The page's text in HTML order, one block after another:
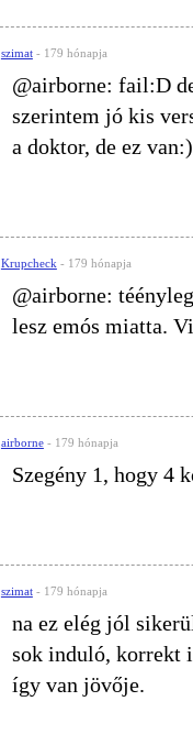
szimat - 179 hónapja
@airborne: fail:D
szerintem jó kis
a doktor, de ez van:)
Krupcheck - 179 hónapja
@airborne:
lesz emós miatta.
airborne - 179 hónapja
Szegény 1, hogy 4
szimat - 179 hónapja
na ez elég jól
sok induló, korrekt
így van jövője.